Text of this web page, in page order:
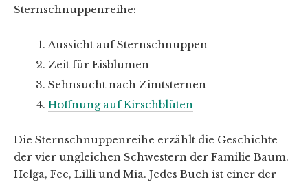
Sternschnuppenreihe:
Aussicht auf Sternschnuppen
Zeit für Eisblumen
Sehnsucht nach Zimtsternen
Hoffnung auf Kirschblüten
Die Sternschnuppenreihe erzählt die Geschichte
der vier ungleichen Schwestern der Familie Baum.
Helga, Fee, Lilli und Mia. Jedes Buch ist einer der